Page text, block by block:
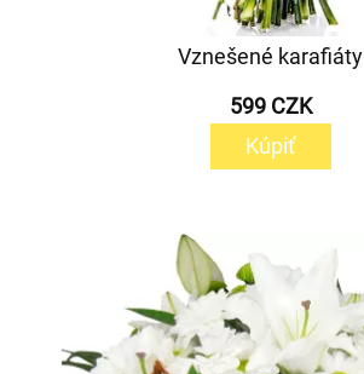
Vznešené karafiáty
599 CZK
Kúpiť